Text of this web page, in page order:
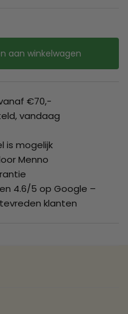
aan winkelwagen
€70,-
vandaag
is mogelijk
Menno
4.6/5 op Google –
klanten